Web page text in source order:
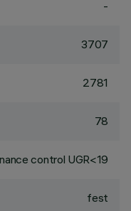
-
3707
2781
78
control UGR<19
fest